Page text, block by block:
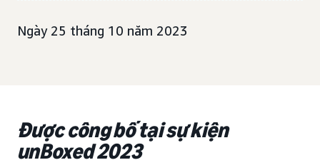
Ngày 25 tháng 10 năm 2023
Được công bố tại sự kiện
unBoxed 2023